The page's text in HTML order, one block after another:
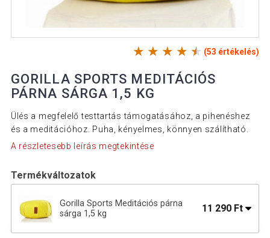
(53 értékelés)
GORILLA SPORTS MEDITÁCIÓS
PÁRNA SÁRGA 1,5 KG
Ülés a megfelelő testtartás támogatásához, a pihenéshez
és a meditációhoz. Puha, kényelmes, könnyen szálítható.
A részletesebb leírás megtekintése
Termékváltozatok
Gorilla Sports Meditációs párna
sárga 1,5 kg
11 290 Ft